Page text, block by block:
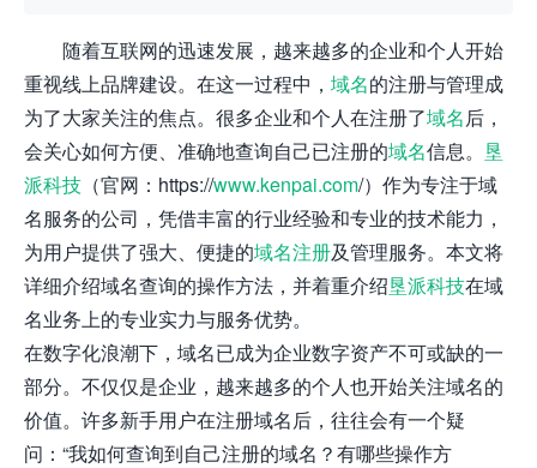
随着互联网的迅速发展，越来越多的企业和个人开始
重视线上品牌建设。在这一过程中， 域名的注册与管理成
为了大家关注的焦点。很多企业和个人在注册了域名后，
会关心如何方便、准确地查询自己已注册的域名信息。 垦
派科技 （官网：https://www.kenpai.com/）作为专注于域
名服务的公司，凭借丰富的行业经验和专业的技术能力，
为用户提供了强大、便捷的域名注册及管理服务。本文将
详细介绍域名查询的操作方法，并着重介绍垦派科技在域
名业务上的专业实力与服务优势。
在数字化浪潮下，域名已成为企业数字资产不可或缺的一
部分。不仅仅是企业，越来越多的个人也开始关注域名的
价值。许多新手用户在注册域名后，往往会有一个疑
问：“我如何查询到自己注册的域名？有哪些操作方